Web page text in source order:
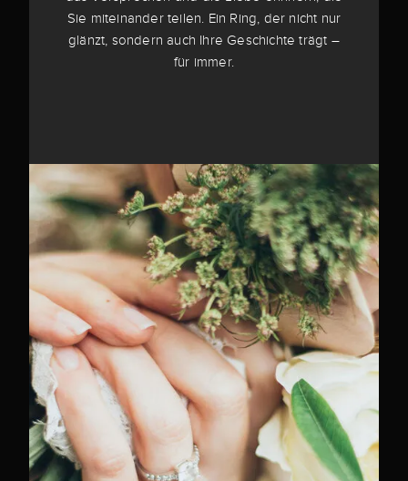
Sie miteinander teilen. Ein Ring, der nicht nur
glänzt, sondern auch Ihre Geschichte trägt –
für immer.